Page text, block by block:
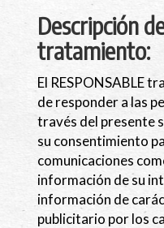
Descripción
tratamiento:
El RESPONSABLE
de responder a las
través del presente
su consentimiento
comunicaciones
información de su
información de
publicitario por los